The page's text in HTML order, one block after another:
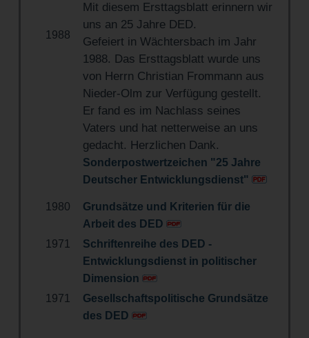
1988
Mit diesem Ersttagsblatt erinnern wir
uns an 25 Jahre DED.
Gefeiert in Wächtersbach im Jahr
1988. Das Ersttagsblatt wurde uns
von Herrn Christian Frommann aus
Nieder-Olm zur Verfügung gestellt.
Er fand es im Nachlass seines
Vaters und hat netterweise an uns
gedacht. Herzlichen Dank.
Sonderpostwertzeichen "25 Jahre
Deutscher Entwicklungsdienst"
1980
Grundsätze und Kriterien für die
Arbeit des DED
1971
Schriftenreihe des DED -
Entwicklungsdienst in politischer
Dimension
1971
Gesellschaftspolitische Grundsätze
des DED